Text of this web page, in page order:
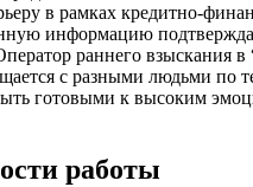
в рамках кредитно-
информацию
раннего взыскания
с разными людьми по
готовыми к высоким
работы